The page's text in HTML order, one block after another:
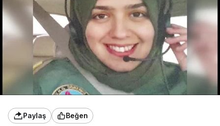
Paylaş Beğen